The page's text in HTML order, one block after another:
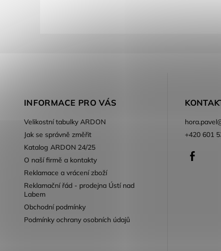
INFORMACE PRO VÁS
Velikostní tabulky ARDON
Jak se správně změřit
Katalog ARDON 24/25
O naší firmě a kontakty
Reklamace a vrácení zboží
Reklamační řád - prodejna Ústí nad
Labem
Obchodní podmínky
Podmínky ochrany osobních údajů
hora.pavel
+420 601